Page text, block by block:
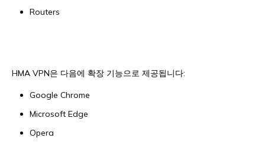
Routers
HMA VPN은 다음에 확장 기능으로 제공됩니다:
Google Chrome
Microsoft Edge
Opera